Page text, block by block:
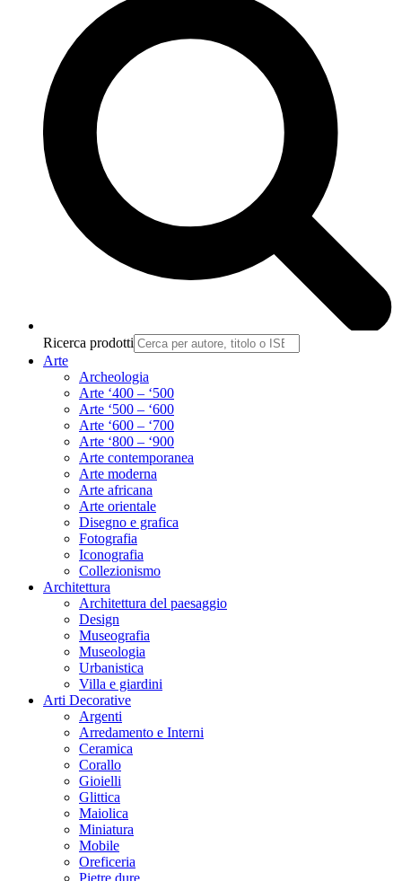
Ricerca prodotti
Arte
Archeologia
Arte ‘400 – ‘500
Arte ‘500 – ‘600
Arte ‘600 – ‘700
Arte ‘800 – ‘900
Arte contemporanea
Arte moderna
Arte africana
Arte orientale
Disegno e grafica
Fotografia
Iconografia
Collezionismo
Architettura
Architettura del paesaggio
Design
Museografia
Museologia
Urbanistica
Villa e giardini
Arti Decorative
Argenti
Arredamento e Interni
Ceramica
Corallo
Gioielli
Glittica
Maiolica
Miniatura
Mobile
Oreficeria
Pietre dure